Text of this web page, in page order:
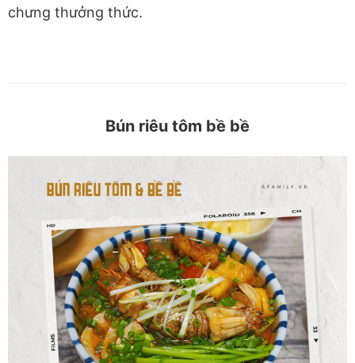
chưng thưởng thức.
Bún riêu tôm bề bề